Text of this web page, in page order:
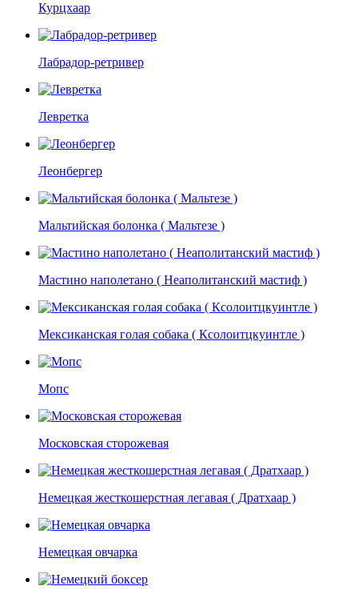
Курцхаар
Лабрадор-ретривер
Левретка
Леонбергер
Мальтийская болонка ( Мальтезе )
Мастино наполетано ( Неаполитанский мастиф )
Мексиканская голая собака ( Ксолоитцкуинтле )
Мопс
Московская сторожевая
Немецкая жесткошерстная легавая ( Дратхаар )
Немецкая овчарка